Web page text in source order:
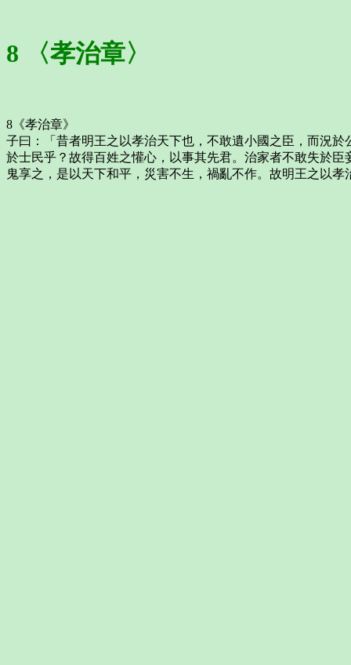
8 〈孝治章〉
8《孝治章》
子曰：「昔者明王之以孝治天下也，不敢遺小國之臣，而況
於士民乎？故得百姓之懽心，以事其先君。治家者不敢失於
鬼享之，是以天下和平，災害不生，禍亂不作。故明王之以